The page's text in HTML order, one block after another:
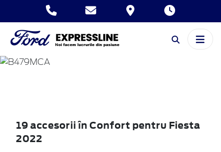
FIESTA
19 accesorii în Confort pentru Fiesta
2022